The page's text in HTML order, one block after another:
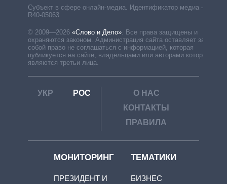
Субъект в сфере онлайн-медиа. Идентификатор медиа –
R40-05063
© 2009—2026 «Слово и Дело». Все права защищены и
охраняются законом. Администрация сайта оставляет за
собой право не соглашаться с информацией, которая
публикуется на сайте, владельцами или авторами которой
являются третьи лица.
УКР РОС
О НАС
КОНТАКТЫ
ПРАВИЛА
МОНИТОРИНГ
ПРЕЗИДЕНТ И
ТЕМАТИКИ
БИЗНЕС